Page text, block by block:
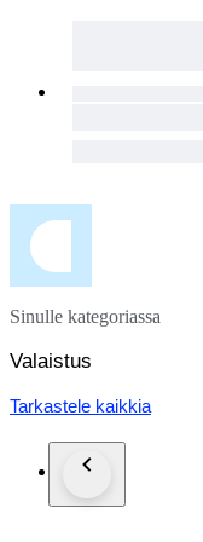
Sinulle kategoriassa
Valaistus
Tarkastele kaikkia